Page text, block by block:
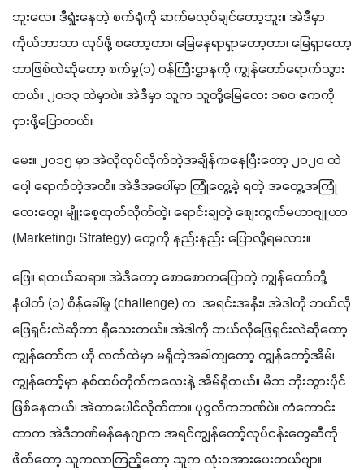
ဘူးလေ။ ဒီရှုံးနေတဲ့ စက်ရုံကို ဆက်မလုပ်ချင်တော့ဘူး။ အဲဒီမှာ
ကိုယ်ဘာသာ လုပ်ဖို့ စတော့တာ၊ မြေနေရာရှာတော့တာ၊ မြေရှာတော့
ဘာဖြစ်လဲဆိုတော့ စက်မှု(၁) ဝန်ကြီးဌာနကို ကျွန်တော်ရောက်သွား
တယ်။ ၂၀၁၃ ထဲမှာပဲ။ အဲဒီမှာ သူက သူတို့မြေလေး ၁၈၀ ဧကကို
ငှားဖို့ပြောတယ်။
မေး။ ၂၀၁၅ မှာ အဲလိုလုပ်လိုက်တဲ့အချိန်ကနေပြီးတော့ ၂၀၂၀ ထဲ
ပေါ့ ရောက်တဲ့အထိ။ အဲဒီအပေါ်မှာ ကြုံတွေ့ခဲ့ ရတဲ့ အတွေ့အကြုံ
လေးတွေ၊ မျိုးစေ့ထုတ်လိုက်တဲ့၊ ရောင်းချတဲ့ စျေးကွက်မဟာဗျူဟာ
(Marketing၊ Strategy) တွေကို နည်းနည်း ပြောလို့ရမလား။
ဖြေ။ ရတယ်ဆရာ။ အဲဒီတော့ စောစောကပြောတဲ့ ကျွန်တော်တို့
နံပါတ် (၁) စိန်ခေါ်မှု (challenge) က  အရင်းအနှီး၊ အဲဒါကို ဘယ်လို
ဖြေရှင်းလဲဆိုတာ ရှိသေးတယ်။ အဲဒါကို ဘယ်လိုဖြေရှင်းလဲဆိုတော့
ကျွန်တော်က ဟို လက်ထဲမှာ မရှိတဲ့အခါကျတော့ ကျွန်တော့်အိမ်၊
ကျွန်တော့်မှာ နှစ်ထပ်တိုက်ကလေးနဲ့ အိမ်ရှိတယ်။ မိဘ ဘိုးဘွားပိုင်
ဖြစ်နေတယ်၊ အဲတာပေါင်လိုက်တာ။ ပုဂ္ဂလိကဘဏ်ပဲ။ ကံကောင်း
တာက အဲဒီဘဏ်မန်နေဂျာက အရင်ကျွန်တော့်လုပ်ငန်းတွေဆီကို
ဖိတ်တော့ သူကလာကြည့်တော့ သူက လုံးဝအားပေးတယ်ဗျာ။